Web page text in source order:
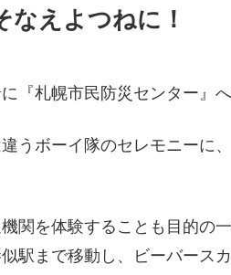
えよつねに！
『札幌市民防災センター』へ
うボーイ隊のセレモニーに
関を体験することも目的の
駅まで移動し、ビーバース